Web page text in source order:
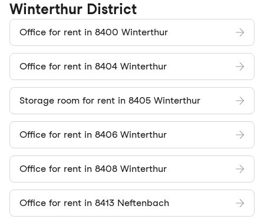
Winterthur District
Office for rent in 8400 Winterthur
Office for rent in 8404 Winterthur
Storage room for rent in 8405 Winterthur
Office for rent in 8406 Winterthur
Office for rent in 8408 Winterthur
Office for rent in 8413 Neftenbach